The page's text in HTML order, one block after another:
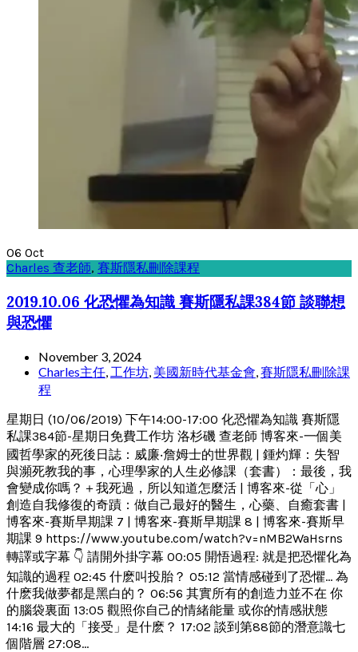
06 Oct
Charles 查老師, 賽斯隱私刪除課程
2019.10.06 化恐懼為知識 賽斯隱私課384節 談聯想
與恐懼
November 3, 2024
Charles主任 工作坊 美國新時代基金會 賽斯隱私刪除課
程
星期日 (10/06/2019) 下午14:00-17:00 化恐懼為知識 賽斯隱
私課384節-星期日免費工作坊 洛杉磯 查老師 博客來-一個美
國哲學家的死後日誌：威廉‧詹姆士的世界觀 | 鍾灼輝：失智
與瀕死教我的事，心理學家的人生必修課（套書）：最後，我
會變成你嗎？＋我死過，所以知道怎麼活 | 博客來-從「心」
創造自我修復的奇蹟：做自己最好的醫生，心藥、自癒套書 |
博客來-賽斯早期課 7 | 博客來-賽斯早期課 8 | 博客來-賽斯早
期課 9 https://www.youtube.com/watch?v=nMB2WaHsrns
轉譯或字幕 👇 請開外掛字幕 00:05 開悟過程: 就是把恐懼化為
知識的過程 02:45 什麽叫投胎？ 05:12 當情感碰到了恐懼... 為
什麽我做夢都是黑白的？ 06:56 其實所有的創造力並不在 你
的腦袋裏面 13:05 觀照你自己的情緒能量 或你的情感狀態
14:16 最大的「接受」是什麽？ 17:02 談到第88節的潛意識七
個階層 27:08...